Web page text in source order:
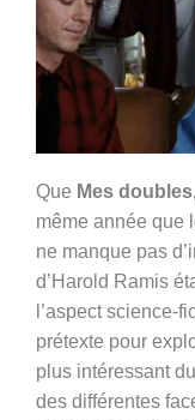
Que Mes
même année que
ne manque pas
d’Harold Ramis
l’aspect science-
prétexte pour
plus intéressant
des différentes